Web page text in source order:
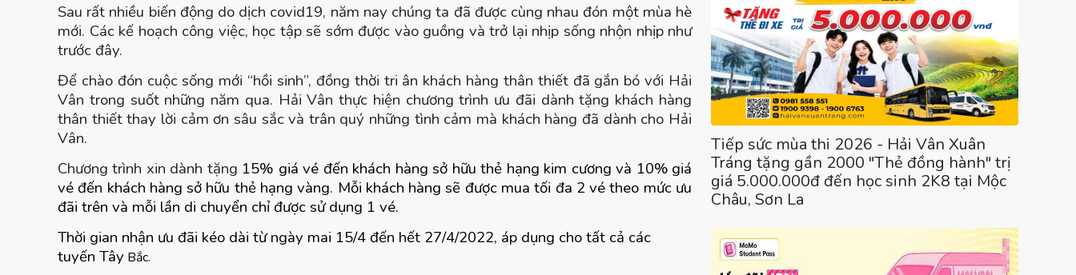
Sau rất nhiều biến động do dịch covid19, năm nay chúng ta đã được cùng nhau đón một mùa hè
mới. Các kế hoạch công việc, học tập sẽ sớm được vào guồng và trở lại nhịp sống nhộn nhịp như
trước đây.
Để chào đón cuộc sống mới “hồi sinh”, đồng thời tri ân khách hàng thân thiết đã gắn bó với Hải
Vân trong suốt những năm qua. Hải Vân thực hiện chương trình ưu đãi dành tặng khách hàng
thân thiết thay lời cảm ơn sâu sắc và trân quý những tình cảm mà khách hàng đã dành cho Hải
Vân.
Chương trình xin dành tặng 15% giá vé đến khách hàng sở hữu thẻ hạng kim cương và 10% giá
vé đến khách hàng sở hữu thẻ hạng vàng. Mỗi khách hàng sẽ được mua tối đa 2 vé theo mức ưu
đãi trên và mỗi lần di chuyển chỉ được sử dụng 1 vé.
Thời gian nhận ưu đãi kéo dài từ ngày mai 15/4 đến hết 27/4/2022, áp dụng cho tất cả các
tuyến Tây Bắc.
Tiếp sức mùa thi 2026 - Hải Vân Xuân
Tráng tặng gần 2000 "Thẻ đồng hành" trị
giá 5.000.000đ đến học sinh 2K8 tại Mộc
Châu, Sơn La